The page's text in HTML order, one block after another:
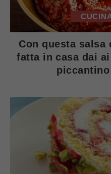
Con questa salsa
fatta in casa dai